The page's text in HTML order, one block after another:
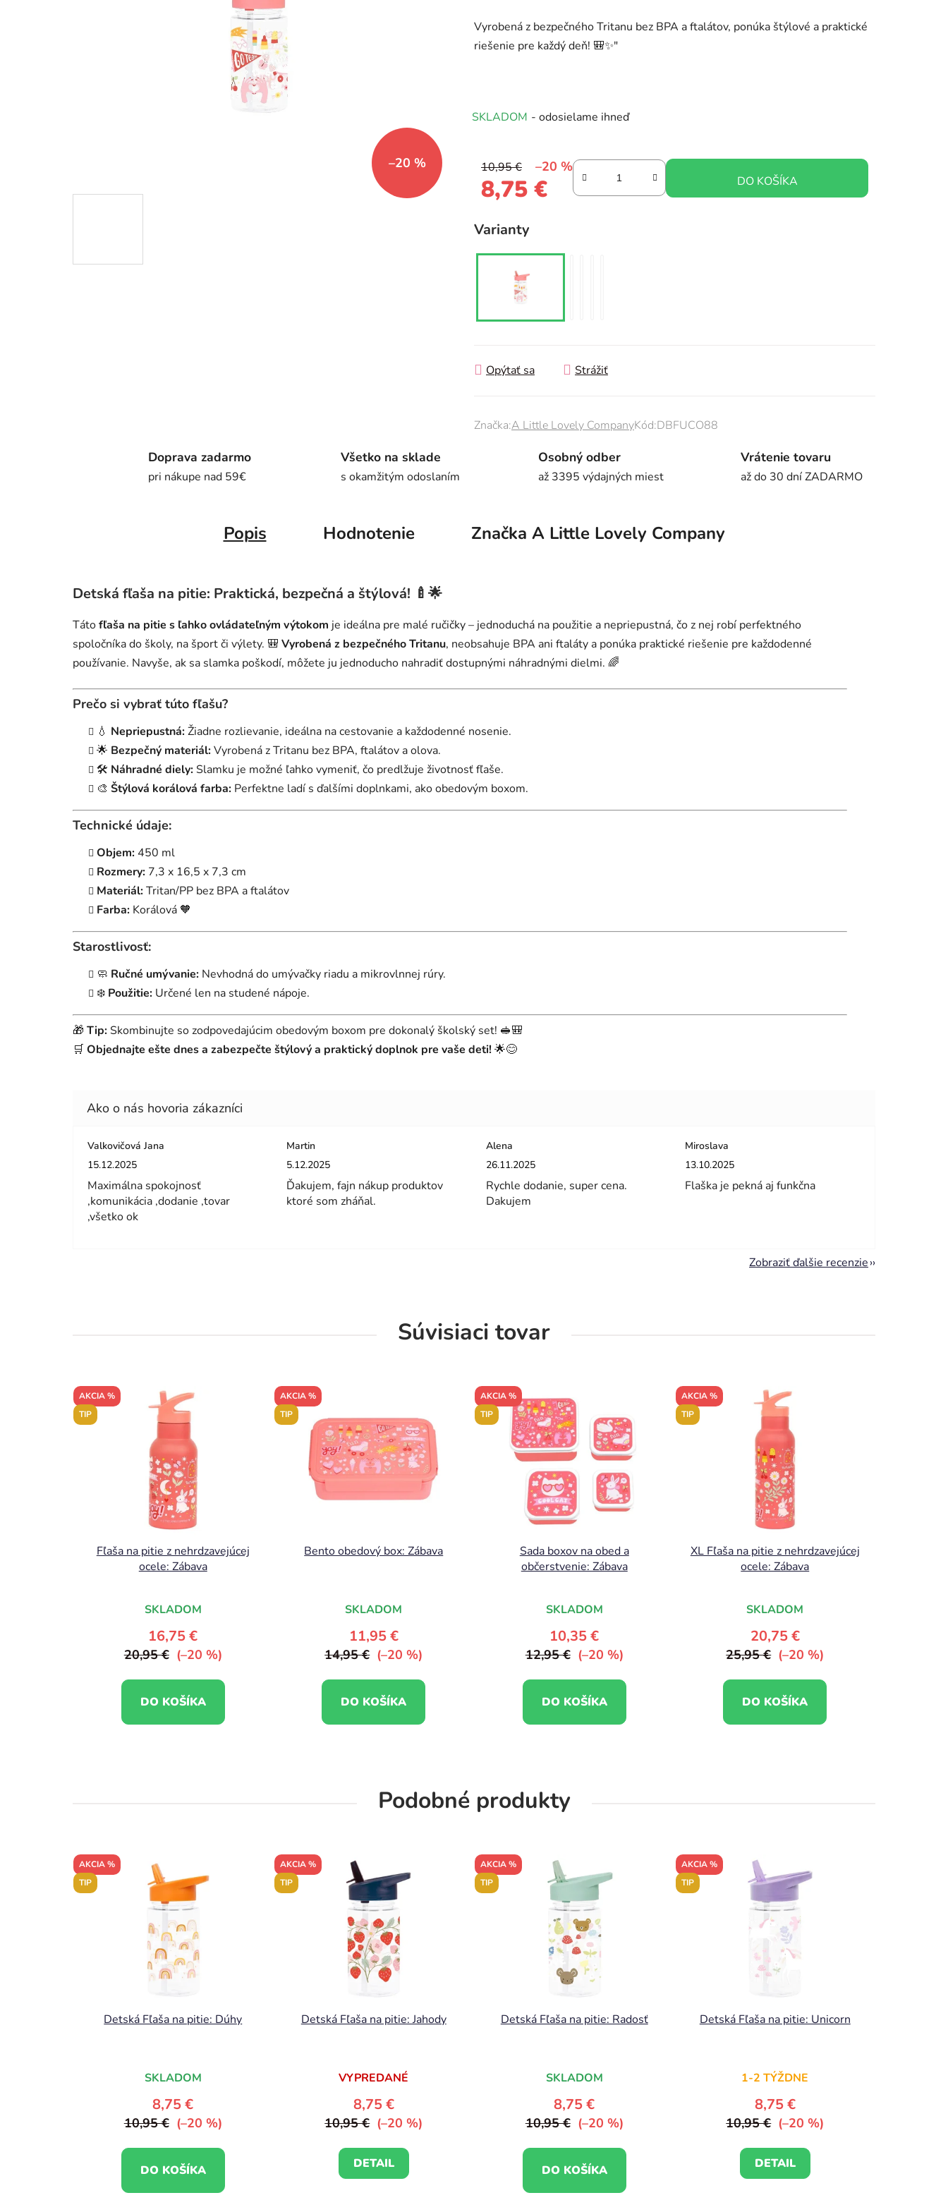
z
5
Vyrobená z bezpečného Tritanu bez BPA a ftalátov, ponúka štýlové a praktické
riešenie pre každý deň! 🎒✨"
SKLADOM - odosielame ihneď
10,95 € –20 %
8,75 € DO KOŠÍKA
Varianty
Opýtať sa Strážiť
Značka:A Little Lovely CompanyKód:DBFUCO88
–20 %
Doprava zadarmo
pri nákupe nad 59€
Všetko na sklade
s okamžitým odoslaním
Osobný odber
až 3395 výdajných miest
Vrátenie tovaru
až do 30 dní ZADARMO
Popis Hodnotenie Značka A Little Lovely Company
Detská fľaša na pitie: Praktická, bezpečná a štýlová! 🍼🌟
Tátofľaša na pitie s ľahko ovládateľným výtokom je ideálna pre malé ručičky – jednoduchá na použitie a nepriepustná, čo z nej robí perfektného
spoločníka do školy, na šport či výlety. 🎒 Vyrobená z bezpečného Tritanu, neobsahuje BPA ani ftaláty a ponúka praktické riešenie pre každodenné
používanie. Navyše, ak sa slamka poškodí, môžete ju jednoducho nahradiť dostupnými náhradnými dielmi. 🌈
Prečo si vybrať túto fľašu?
💧 Nepriepustná:Žiadne rozlievanie, ideálna na cestovanie a každodenné nosenie.
🌟 Bezpečný materiál:Vyrobená z Tritanu bez BPA, ftalátov a olova.
🛠️ Náhradné diely:Slamku je možné ľahko vymeniť, čo predlžuje životnosť fľaše.
🎨 Štýlová korálová farba: Perfektne ladí s ďalšími doplnkami, ako obedovým boxom.
Technické údaje:
Objem: 450 ml
Rozmery: 7,3 x 16,5 x 7,3 cm
Materiál:Tritan/PP bez BPA a ftalátov
Farba: Korálová 🧡
Starostlivosť:
🧼 Ručné umývanie: Nevhodná do umývačky riadu a mikrovlnnej rúry.
❄️ Použitie: Určené len na studené nápoje.
🎁 Tip:Skombinujte so zodpovedajúcim obedovým boxom pre dokonalý školský set! 🥪🎒
🛒 Objednajte ešte dnes a zabezpečte štýlový a praktický doplnok pre vaše deti! 🌟😊
Valkovičová Jana
Hodnotenie obchodu je 5 z 5 hviezdičiek.
15.12.2025
Maximálna spokojnosť
,komunikácia ,dodanie ,tovar
,všetko ok
Martin
Hodnotenie obchodu je 5 z 5 hviezdičiek.
5.12.2025
Ďakujem, fajn nákup produktov
ktoré som zháňal.
Alena
Hodnotenie obchodu je 5 z 5 hviezdičiek.
26.11.2025
Rychle dodanie, super cena.
Dakujem
Miroslava
Hodnotenie obchodu je 5 z 5 hviezdičiek.
13.10.2025
Flaška je pekná aj funkčna
Zobraziť ďalšie recenzie
Súvisiaci tovar
AKCIA %
TIP
Fľaša na pitie z nehrdzavejúcej
ocele: Zábava
SKLADOM
16,75 €
20,95 € (–20 %)
DO KOŠÍKA
AKCIA %
TIP
Bento obedový box: Zábava
SKLADOM
11,95 €
14,95 € (–20 %)
DO KOŠÍKA
AKCIA %
TIP
Sada boxov na obed a
občerstvenie: Zábava
SKLADOM
10,35 €
12,95 € (–20 %)
DO KOŠÍKA
AKCIA %
TIP
XL Fľaša na pitie z nehrdzavejúcej
ocele: Zábava
SKLADOM
20,75 €
25,95 € (–20 %)
DO KOŠÍKA
Podobné produkty
AKCIA %
TIP
Detská Fľaša na pitie: Dúhy
SKLADOM
8,75 €
10,95 € (–20 %)
DO KOŠÍKA
AKCIA %
TIP
Detská Fľaša na pitie: Jahody
VYPREDANÉ
8,75 €
10,95 € (–20 %)
DETAIL
AKCIA %
TIP
Detská Fľaša na pitie: Radosť
SKLADOM
8,75 €
10,95 € (–20 %)
DO KOŠÍKA
AKCIA %
TIP
Detská Fľaša na pitie: Unicorn
1-2 TÝŽDNE
8,75 €
10,95 € (–20 %)
DETAIL